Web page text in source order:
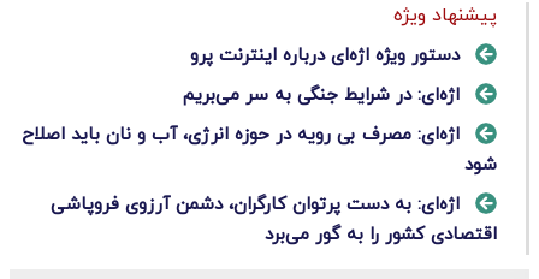
پیشنهاد ویژه
دستور ویژه اژه‌ای درباره اینترنت پرو
اژه‌ای: در شرایط جنگی به سر می‌بریم
اژه‌ای: مصرف بی رویه در حوزه انرژی، آب و نان باید اصلاح
شود
اژه‌ای: به دست پرتوان کارگران‌، دشمن آرزوی فروپاشی
اقتصادی کشور را به گور می‌برد